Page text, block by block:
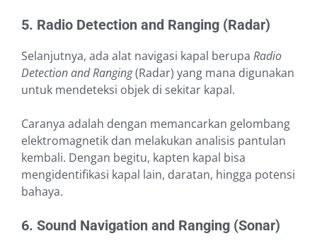
5. Radio Detection and Ranging (Radar)
Selanjutnya, ada alat navigasi kapal berupa Radio
Detection and Ranging(Radar) yang mana digunakan
untuk mendeteksi objek di sekitar kapal.
Caranya adalah dengan memancarkan gelombang
elektromagnetik dan melakukan analisis pantulan
kembali. Dengan begitu, kapten kapal bisa
mengidentifikasi kapal lain, daratan, hingga potensi
bahaya.
6. Sound Navigation and Ranging (Sonar)